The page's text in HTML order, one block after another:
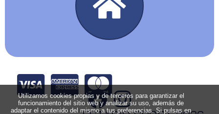
Utilizamos cookies propias y de terceros para garantizar el
funcionamiento del sitio web y analizar su uso, además de
adaptar el contenido del mismo a tus preferencias. Si pulsas en